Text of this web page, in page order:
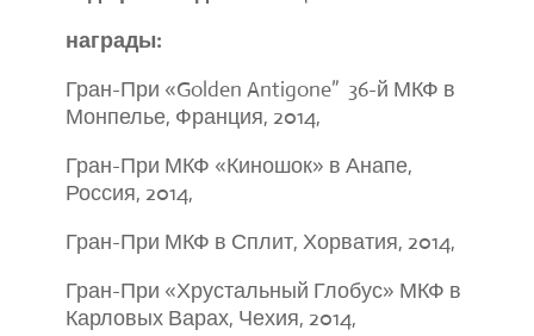
награды:
Гран-При «Golden Antigone” 36-й МКФ в
Монпелье, Франция, 2014,
Гран-При МКФ «Киношок» в Анапе,
Россия, 2014,
Гран-При МКФ в Сплит, Хорватия, 2014,
Гран-При «Хрустальный Глобус» МКФ в
Карловых Варах, Чехия, 2014,